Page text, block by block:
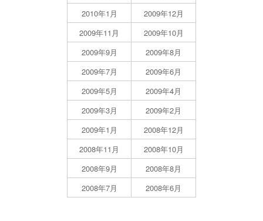
2010年1月
2009年12月
2009年11月
2009年10月
2009年9月
2009年8月
2009年7月
2009年6月
2009年5月
2009年4月
2009年3月
2009年2月
2009年1月
2008年12月
2008年11月
2008年10月
2008年9月
2008年8月
2008年7月
2008年6月